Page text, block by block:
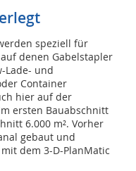
speziell für
denen Gabelstapler
Lade- und
Container
hier auf der
ersten Bauabschnitt
6.000 m². Vorher
gebaut und
dem 3-D-PlanMatic